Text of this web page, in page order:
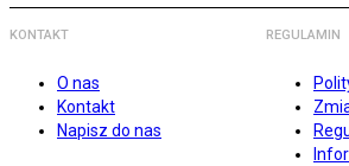
KONTAKT
O nas
Kontakt
Napisz do nas
REGULAMIN